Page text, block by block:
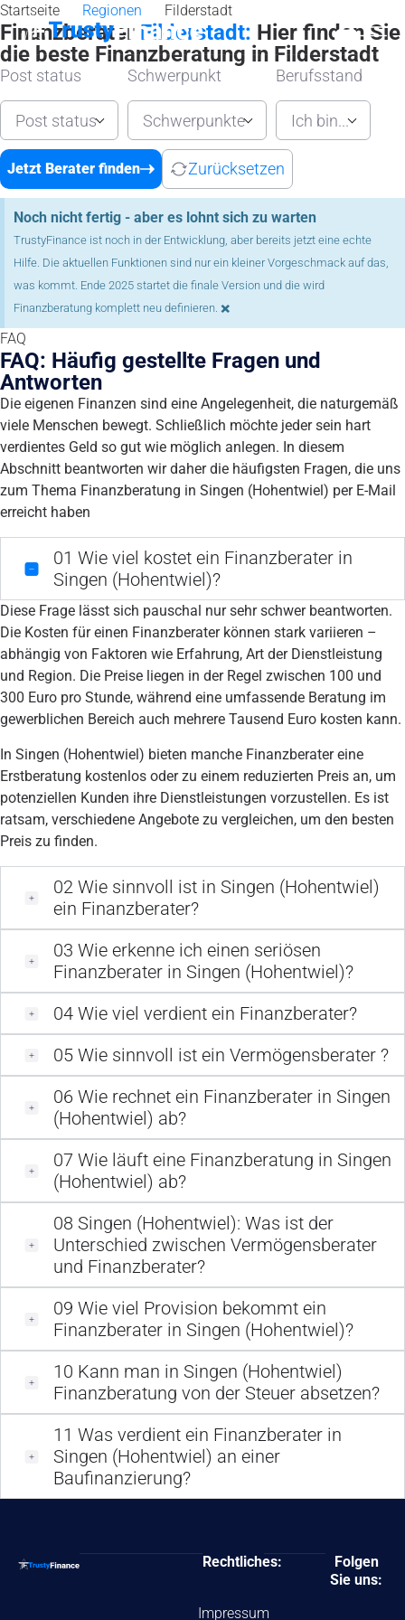
Startseite Regionen Filderstadt
Finanzberater Filderstadt: Hier finden Sie
die beste Finanzberatung in Filderstadt
Post status
Post status
Schwerpunkt
Schwerpunkte
Berufsstand
Ich bin...
Jetzt Berater finden Zurücksetzen
Noch nicht fertig - aber es lohnt sich zu warten
TrustyFinance ist noch in der Entwicklung, aber bereits jetzt eine echte
Hilfe. Die aktuellen Funktionen sind nur ein kleiner Vorgeschmack auf das,
was kommt. Ende 2025 startet die finale Version und die wird
Finanzberatung komplett neu definieren. ×
FAQ
FAQ: Häufig gestellte Fragen und
Antworten
Die eigenen Finanzen sind eine Angelegenheit, die naturgemäß
viele Menschen bewegt. Schließlich möchte jeder sein hart
verdientes Geld so gut wie möglich anlegen. In diesem
Abschnitt beantworten wir daher die häufigsten Fragen, die uns
zum Thema Finanzberatung in Singen (Hohentwiel) per E-Mail
erreicht haben
01 Wie viel kostet ein Finanzberater in
Singen (Hohentwiel)?
Diese Frage lässt sich pauschal nur sehr schwer beantworten.
Die Kosten für einen Finanzberater können stark variieren –
abhängig von Faktoren wie Erfahrung, Art der Dienstleistung
und Region. Die Preise liegen in der Regel zwischen 100 und
300 Euro pro Stunde, während eine umfassende Beratung im
gewerblichen Bereich auch mehrere Tausend Euro kosten kann.
In Singen (Hohentwiel) bieten manche Finanzberater eine
Erstberatung kostenlos oder zu einem reduzierten Preis an, um
potenziellen Kunden ihre Dienstleistungen vorzustellen. Es ist
ratsam, verschiedene Angebote zu vergleichen, um den besten
Preis zu finden.
02 Wie sinnvoll ist in Singen (Hohentwiel)
ein Finanzberater?
03 Wie erkenne ich einen seriösen
Finanzberater in Singen (Hohentwiel)?
04 Wie viel verdient ein Finanzberater?
05 Wie sinnvoll ist ein Vermögensberater ?
06 Wie rechnet ein Finanzberater in Singen
(Hohentwiel) ab?
07 Wie läuft eine Finanzberatung in Singen
(Hohentwiel) ab?
08 Singen (Hohentwiel): Was ist der
Unterschied zwischen Vermögensberater
und Finanzberater?
09 Wie viel Provision bekommt ein
Finanzberater in Singen (Hohentwiel)?
10 Kann man in Singen (Hohentwiel)
Finanzberatung von der Steuer absetzen?
11 Was verdient ein Finanzberater in
Singen (Hohentwiel) an einer
Baufinanzierung?
Rechtliches:
Impressum
Folgen
Sie uns: